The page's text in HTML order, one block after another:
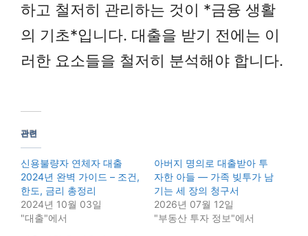
하고 철저히 관리하는 것이 *금융 생활
의 기초*입니다. 대출을 받기 전에는 이
러한 요소들을 철저히 분석해야 합니다.
관련
신용불량자 연체자 대출
2024년 완벽 가이드 – 조건,
한도, 금리 총정리
2024년 10월 03일
"대출"에서
아버지 명의로 대출받아 투
자한 아들 — 가족 빚투가 남
기는 세 장의 청구서
2026년 07월 12일
"부동산 투자 정보"에서